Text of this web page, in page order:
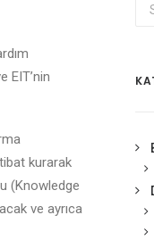
EIT’nin
kurarak
(Knowledge
ve ayrıca